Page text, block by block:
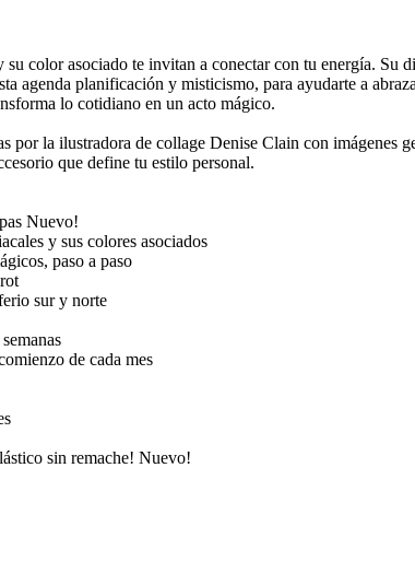
color asociado te invitan a conectar con tu energía. Su
agenda planificación y misticismo, para ayudarte a
lo cotidiano en un acto mágico.
por la ilustradora de collage Denise Clain con imágenes
que define tu estilo personal.
Nuevo!
y sus colores asociados
paso a paso
sur y norte
de cada mes
sin remache! Nuevo!